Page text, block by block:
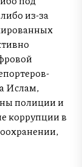
из-за
Ислам,
полиции и
коррупции в